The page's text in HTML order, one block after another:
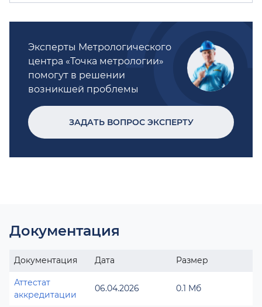
Эксперты Метрологического
центра «Точка метрологии»
помогут в решении
возникшей проблемы
ЗАДАТЬ ВОПРОС ЭКСПЕРТУ
Документация
Документация Дата Размер
Аттестат
аккредитации
06.04.2026 0.1 Мб